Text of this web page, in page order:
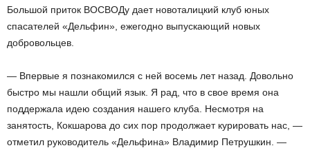
Большой приток ВОСВОДу дает новоталицкий клуб юных
спасателей «Дельфин», ежегодно выпускающий новых
добровольцев.
— Впервые я познакомился с ней восемь лет назад. Довольно
быстро мы нашли общий язык. Я рад, что в свое время она
поддержала идею создания нашего клуба. Несмотря на
занятость, Кокшарова до сих пор продолжает курировать нас, —
отметил руководитель «Дельфина» Владимир Петрушкин. —